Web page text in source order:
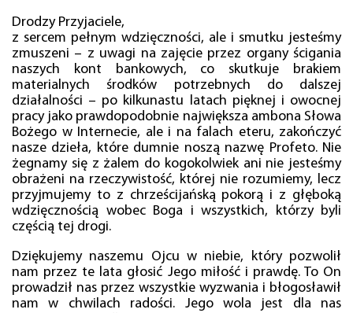
Drodzy Przyjaciele,
z sercem pełnym wdzięczności, ale i smutku jesteśmy
zmuszeni – z uwagi na zajęcie przez organy ścigania
naszych kont bankowych, co skutkuje brakiem
materialnych środków potrzebnych do dalszej
działalności – po kilkunastu latach pięknej i owocnej
pracy jako prawdopodobnie największa ambona Słowa
Bożego w Internecie, ale i na falach eteru, zakończyć
nasze dzieła, które dumnie noszą nazwę Profeto. Nie
żegnamy się z żalem do kogokolwiek ani nie jesteśmy
obrażeni na rzeczywistość, której nie rozumiemy, lecz
przyjmujemy to z chrześcijańską pokorą i z głęboką
wdzięcznością wobec Boga i wszystkich, którzy byli
częścią tej drogi.
Dziękujemy naszemu Ojcu w niebie, który pozwolił
nam przez te lata głosić Jego miłość i prawdę. To On
prowadził nas przez wszystkie wyzwania i błogosławił
nam w chwilach radości. Jego wola jest dla nas